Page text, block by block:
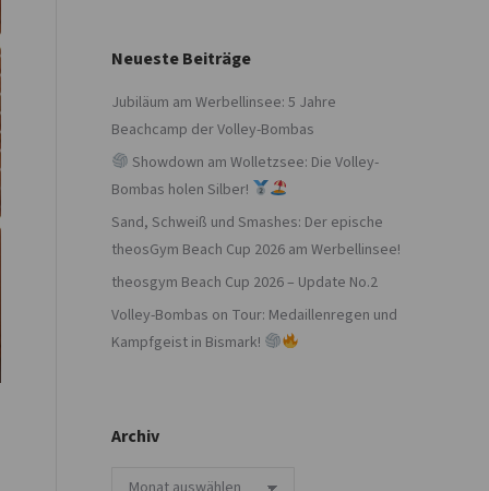
Neueste Beiträge
Jubiläum am Werbellinsee: 5 Jahre
Beachcamp der Volley-Bombas
Showdown am Wolletzsee: Die Volley-
Bombas holen Silber!
Sand, Schweiß und Smashes: Der epische
theosGym Beach Cup 2026 am Werbellinsee!
theosgym Beach Cup 2026 – Update No.2
Volley-Bombas on Tour: Medaillenregen und
Kampfgeist in Bismark!
Archiv
Archiv